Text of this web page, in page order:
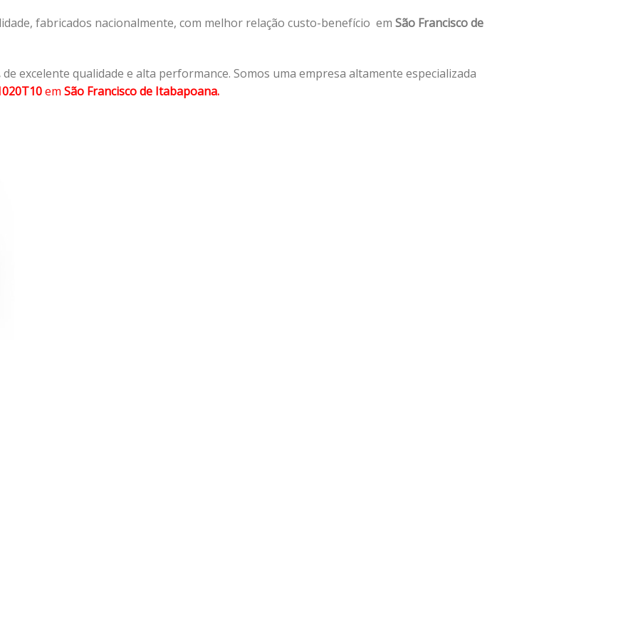
fabricados nacionalmente, com melhor relação custo-benefício em São Francisco de
de excelente qualidade e alta performance. Somos uma empresa altamente especializada
em São Francisco de Itabapoana.